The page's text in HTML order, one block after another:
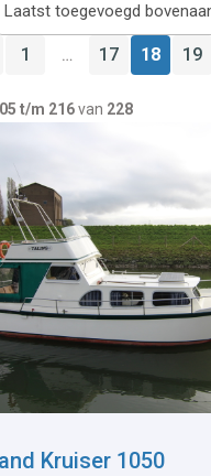
1 … 17 18 19
t/m 216van 228
Kruiser 1050